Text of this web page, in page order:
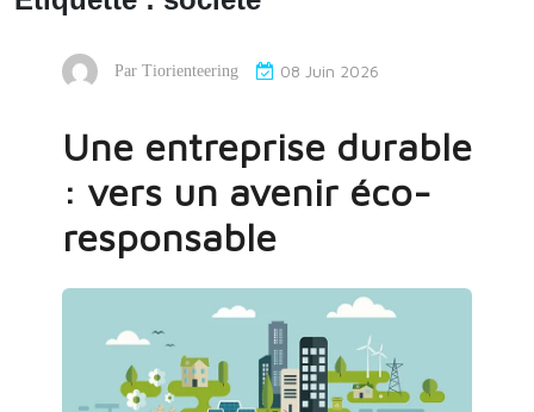
Par Tiorienteering 08 Juin 2026
Une entreprise durable
: vers un avenir éco-
responsable